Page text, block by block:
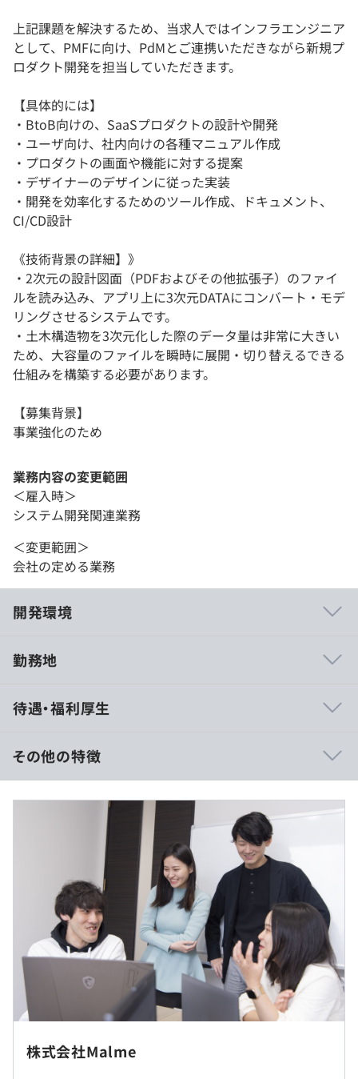
上記課題を解決するため、当求人ではインフラエンジニア
として、PMFに向け、PdMとご連携いただきながら新規プ
ロダクト開発を担当していただきます。
【具体的には】
・BtoB向けの、SaaSプロダクトの設計や開発
・ユーザ向け、社内向けの各種マニュアル作成
・プロダクトの画面や機能に対する提案
・デザイナーのデザインに従った実装
・開発を効率化するためのツール作成、ドキュメント、
CI/CD設計
《技術背景の詳細】》
・2次元の設計図面（PDFおよびその他拡張子）のファイ
ルを読み込み、アプリ上に3次元DATAにコンバート・モデ
リングさせるシステムです。
・土木構造物を3次元化した際のデータ量は非常に大きい
ため、大容量のファイルを瞬時に展開・切り替えるできる
仕組みを構築する必要があります。
【募集背景】
事業強化のため
業務内容の変更範囲
＜雇入時＞
システム開発関連業務
＜変更範囲＞
会社の定める業務
開発環境
き方を実現できます。
客目線の開発が可能です。
・穏やかなコミュニケーションが多く、お互いを尊重しな
がら意見を出し合う社風です。
■任意立体骨組構造物 応力解析プログラム『Frame
鉄筋コンクリート（RC）や鉄筋鉄骨コンクリート
（SRC）、鋼構造、木造など、さまざまな土木構造物に対
し、解析・設計をおこなうオンライン構造解析ソフトウェ
アです。
■鉄筋コンクリート構造物・性能照査支援プログラム
『Web Dan』
ート（RC）および鉄骨鉄筋コンクリート（SRC）の照査
勤務地
基本的にはフルリモート勤務ですが、場合によってはオフ
ラインでのコミュケーションが発生する場合もあります。
待遇・福利厚生
★★★ご記入ください★★★
★★★ご記入ください★★★
《月給制の場合》
■賃金形態：月給制
■賃金の決定方法：当社規定により決定
■月給：約●万〜●万円（固定残業代を含む）
■基本給：約●万～●万円
■固定残業代：●時間分、約●万～●万円（超過分は別途
支給）
■その他定額手当：●万円
《年俸制の場合》
■賃金の決定方法：当社規定により決定
その他の特徴
株式会社Malme